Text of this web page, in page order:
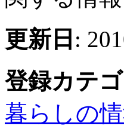
更新日 :
登録カテゴ
暮らしの